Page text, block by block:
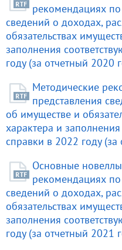
рекомендациях
сведений о доходах,
обязательствах
заполнения
году (за отчетный 2020
Методические
представления
об имуществе и
характера и
справки в 2022 году
Основные
рекомендациях
сведений о доходах,
обязательствах
заполнения
году (за отчетный 2021